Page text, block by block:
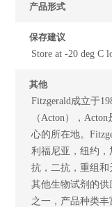
产品形式
保存建议
Store at -20 deg C
其他
Fitzgerald成立于
（Acton），
心的所在地。
利福尼亚，纽约，
抗，二抗，重组
其他生物试剂的
之一，产品种类